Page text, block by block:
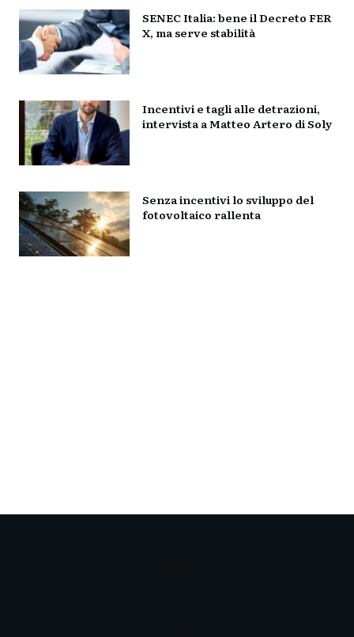
SENEC Italia: bene il Decreto FER
X, ma serve stabilità
Incentivi e tagli alle detrazioni,
intervista a Matteo Artero di Soly
Senza incentivi lo sviluppo del
fotovoltaico rallenta